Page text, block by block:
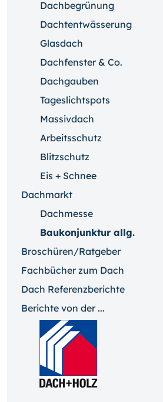
Dachbegrünung
Dachtentwässerung
Glasdach
Dachfenster & Co.
Dachgauben
Tageslichtspots
Massivdach
Arbeitsschutz
Blitzschutz
Eis + Schnee
Dachmarkt
Dachmesse
Baukonjunktur allg.
Broschüren/Ratgeber
Fachbücher zum Dach
Dach Referenzberichte
Berichte von der ...